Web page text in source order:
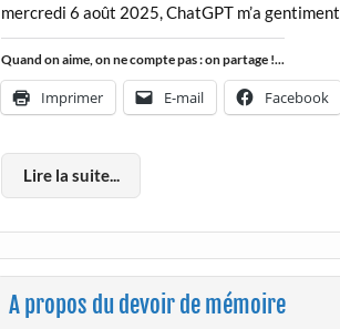
mercredi 6 août 2025, ChatGPT m’a
Quand on aime, on ne compte pas : on partage !...
Imprimer E-mail Facebook
Lire la suite...
A propos du devoir de mémoire